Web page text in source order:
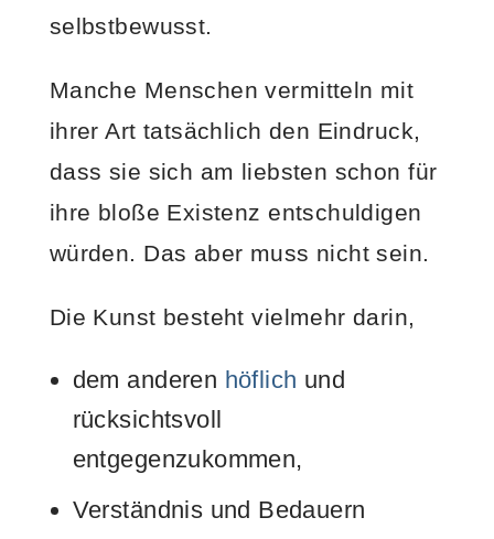
selbstbewusst.
Manche Menschen vermitteln mit
ihrer Art tatsächlich den Eindruck,
dass sie sich am liebsten schon für
ihre bloße Existenz entschuldigen
würden. Das aber muss nicht sein.
Die Kunst besteht vielmehr darin,
dem anderen höflich und
rücksichtsvoll
entgegenzukommen,
Verständnis und Bedauern